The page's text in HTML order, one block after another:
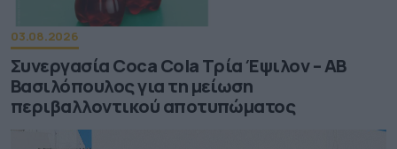
03.08.2026
Συνεργασία Coca Cola Τρία Έψιλον – ΑΒ
Βασιλόπουλος για τη μείωση
περιβαλλοντικού αποτυπώματος